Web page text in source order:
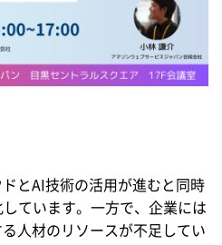
とAI技術の活用が進むと同時
ています。一方で、企業には
人材のリソースが不足してい